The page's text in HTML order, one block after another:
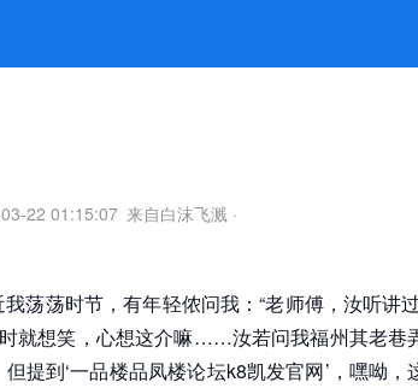
有趣 -k8凯发官网
22 01:15:07 来自白沫飞溅 ·
荡荡时节，有年轻侬问我：“老师傅，汝听讲
时就想笑，心想这介嘛……汝若问我福州其老巷
提到‘一品楼品凤楼论坛k8凯发官网’，嘿呦